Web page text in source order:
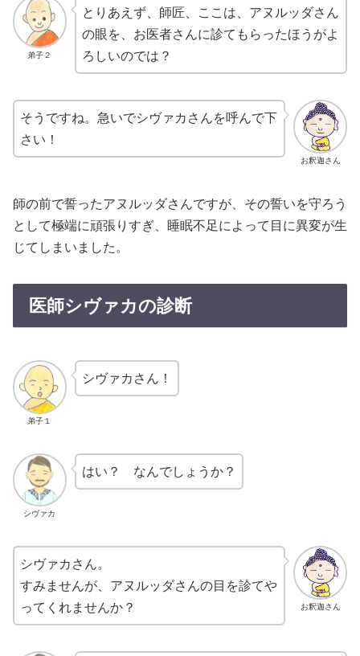
弟子２
とりあえず、師匠、ここは、アヌルッダさん
の眼を、お医者さんに診てもらったほうがよ
ろしいのでは？
お釈迦さん
そうですね。急いでシヴァカさんを呼んで下
さい！
師の前で誓ったアヌルッダさんですが、その誓いを守ろう
として極端に頑張りすぎ、睡眠不足によって目に異変が生
じてしまいました。
医師シヴァカの診断
弟子１
シヴァカさん！
シヴァカ
はい？ なんでしょうか？
お釈迦さん
シヴァカさん。
すみませんが、アヌルッダさんの目を診てや
ってくれませんか？